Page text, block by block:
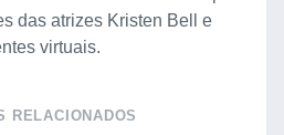
das atrizes Kristen Bell e
virtuais.
RELACIONADOS